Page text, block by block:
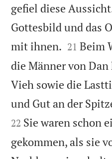
gefiel diese
Gottesbild und das
mit ihnen. 

21 Beim
die Männer von
Vieh sowie die
und Gut an der
22 Sie waren schon
gekommen, als sie